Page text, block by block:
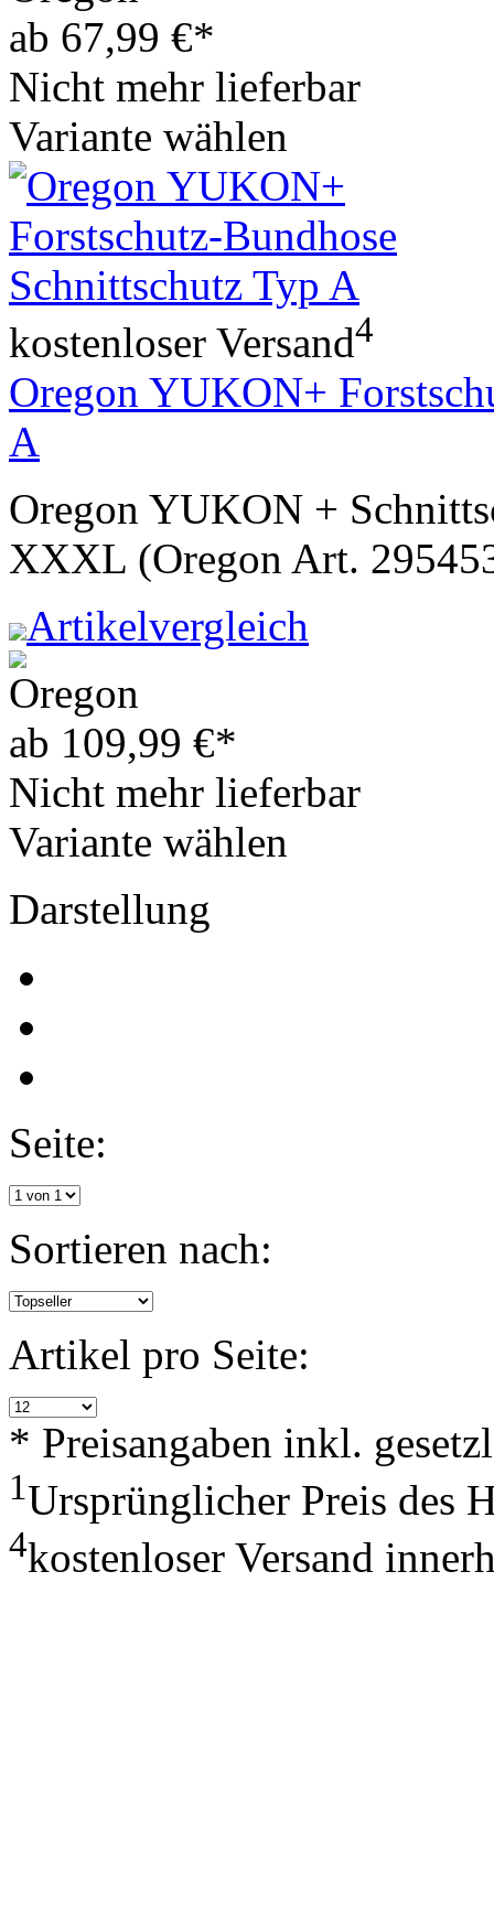
ab 67,99 €*
Nicht mehr lieferbar
Variante wählen
kostenloser Versand4
Oregon YUKON+
A
Oregon YUKON +
XXXL (Oregon Art.
Artikelvergleich
ab 109,99 €*
Nicht mehr lieferbar
Variante wählen
Darstellung
Seite:
Sortieren nach:
Artikel pro Seite:
* Preisangaben inkl.
1Ursprünglicher Preis des
4kostenloser Versand